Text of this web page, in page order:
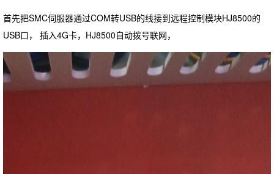
首先把SMC伺服器通过COM转USB的线接到远程控制模块HJ8500的
USB口， 插入4G卡，HJ8500自动拨号联网，